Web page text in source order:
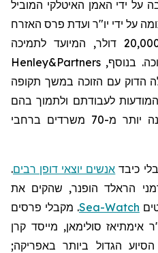
על ידי האמן האיטלקי המוביל
על ידי יו"ר ועדת פרס האזרח
הגלובלי, ופרס כספי בסך 20,000 דולר, המיועד לתמיכה
בנוסף, Henley&Partners
הדוק עם הזוכה במשך תקופה
לעבודתם ולתמוך בהם
באמצעות רשת המשרד המונה יותר מ-70 משרדים ברחבי
כיבד אנשים יוצאי דופן רבים.
הראלד הופנר, שהקים את
Sea-Watch. מקבלי פרסים
אימתיאזסולימאן, מייסד קרן
הסיוע הגדול ביותר באפריקה;